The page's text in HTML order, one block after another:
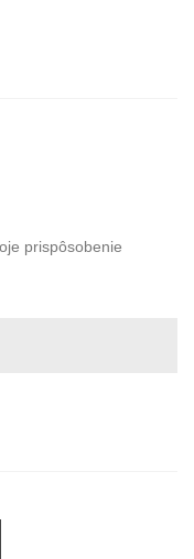
prispôsobenie